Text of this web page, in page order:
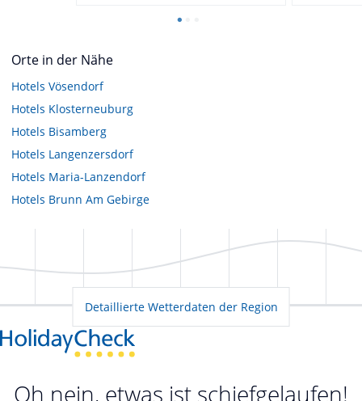
Orte in der Nähe
Hotels Vösendorf
Hotels Klosterneuburg
Hotels Bisamberg
Hotels Langenzersdorf
Hotels Maria-Lanzendorf
Hotels Brunn Am Gebirge
Detaillierte Wetterdaten der Region
Oh nein, etwas ist schiefgelaufen!